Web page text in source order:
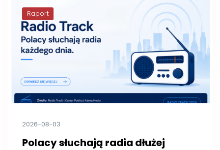
Raport
2026-08-03
Polacy słuchają radia dłużej